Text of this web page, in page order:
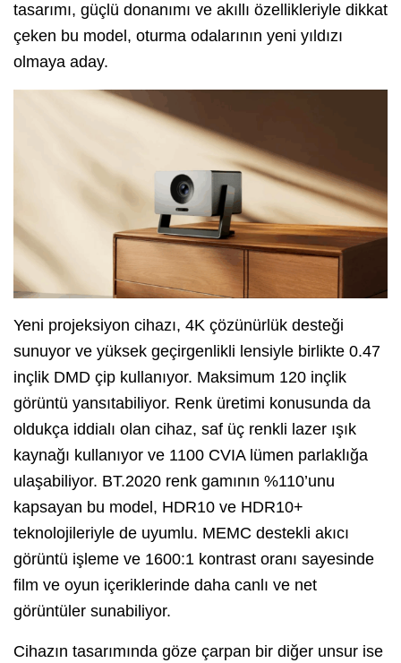
tasarımı, güçlü donanımı ve akıllı özellikleriyle dikkat
çeken bu model, oturma odalarının yeni yıldızı
olmaya aday.
Yeni projeksiyon cihazı, 4K çözünürlük desteği
sunuyor ve yüksek geçirgenlikli lensiyle birlikte 0.47
inçlik DMD çip kullanıyor. Maksimum 120 inçlik
görüntü yansıtabiliyor. Renk üretimi konusunda da
oldukça iddialı olan cihaz, saf üç renkli lazer ışık
kaynağı kullanıyor ve 1100 CVIA lümen parlaklığa
ulaşabiliyor. BT.2020 renk gamının %110’unu
kapsayan bu model, HDR10 ve HDR10+
teknolojileriyle de uyumlu. MEMC destekli akıcı
görüntü işleme ve 1600:1 kontrast oranı sayesinde
film ve oyun içeriklerinde daha canlı ve net
görüntüler sunabiliyor.
Cihazın tasarımında göze çarpan bir diğer unsur ise